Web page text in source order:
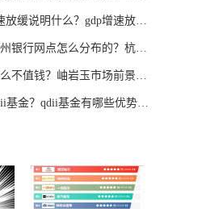
说明什么？gdp增速放缓对全球
行网点怎么分布的？杭州银行属
值钱？岫岩玉市场前景怎么样？
？qdii基金有哪些优势和劣势？